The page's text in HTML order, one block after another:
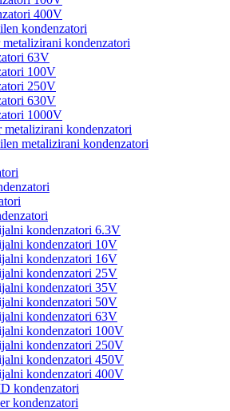
400V
kondenzatori
kondenzatori
63V
100V
250V
630V
1000V
kondenzatori
metalizirani kondenzatori
kondenzatori 6.3V
kondenzatori 10V
kondenzatori 16V
kondenzatori 25V
kondenzatori 35V
kondenzatori 50V
kondenzatori 63V
kondenzatori 100V
kondenzatori 250V
kondenzatori 450V
kondenzatori 400V
kondenzatori
kondenzatori